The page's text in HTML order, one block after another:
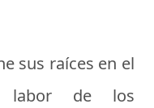
sus raíces en el
labor de los